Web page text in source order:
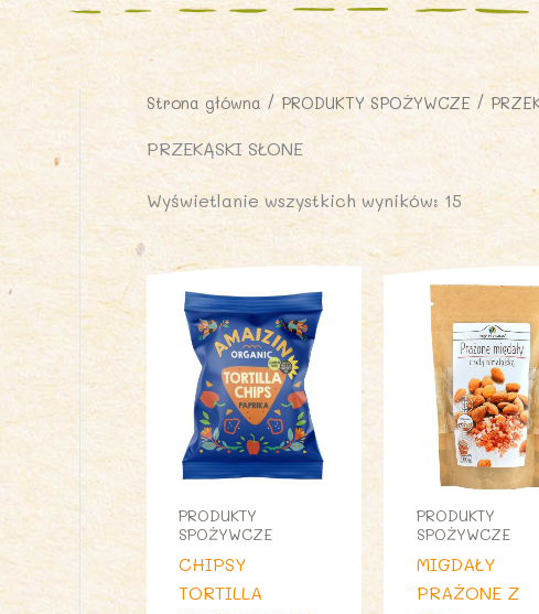
Strona główna / PRODUKTY SPOŻYWCZE /
PRZEKĄSKI SŁONE
Wyświetlanie wszystkich wyników: 15
PRODUKTY
SPOŻYWCZE
CHIPSY
TORTILLA
PRODUKTY
SPOŻYWCZE
MIGDAŁY
PRAŻONE Z